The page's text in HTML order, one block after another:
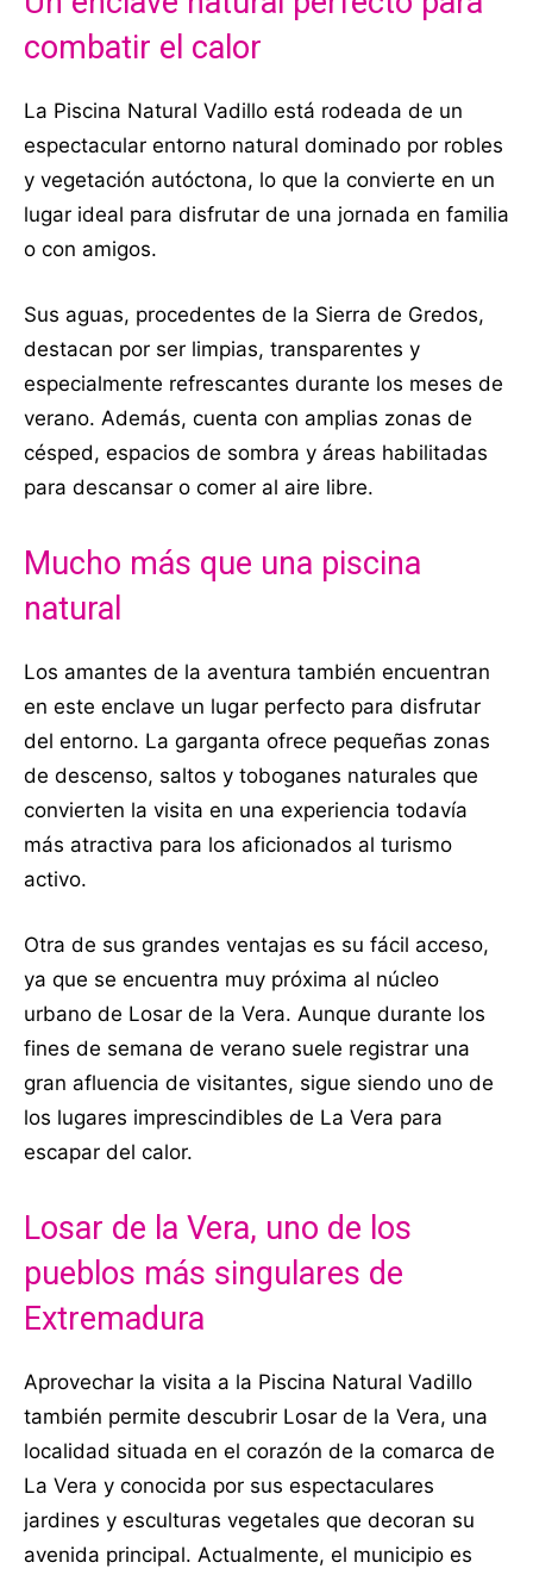
combatir el calor
La Piscina Natural Vadillo está rodeada de un
espectacular entorno natural dominado por robles
y vegetación autóctona, lo que la convierte en un
lugar ideal para disfrutar de una jornada en familia
o con amigos.
Sus aguas, procedentes de la Sierra de Gredos,
destacan por ser limpias, transparentes y
especialmente refrescantes durante los meses de
verano. Además, cuenta con amplias zonas de
césped, espacios de sombra y áreas habilitadas
para descansar o comer al aire libre.
Mucho más que una piscina
natural
Los amantes de la aventura también encuentran
en este enclave un lugar perfecto para disfrutar
del entorno. La garganta ofrece pequeñas zonas
de descenso, saltos y toboganes naturales que
convierten la visita en una experiencia todavía
más atractiva para los aficionados al turismo
activo.
Otra de sus grandes ventajas es su fácil acceso,
ya que se encuentra muy próxima al núcleo
urbano de Losar de la Vera. Aunque durante los
fines de semana de verano suele registrar una
gran afluencia de visitantes, sigue siendo uno de
los lugares imprescindibles de La Vera para
escapar del calor.
Losar de la Vera, uno de los
pueblos más singulares de
Extremadura
Aprovechar la visita a la Piscina Natural Vadillo
también permite descubrir Losar de la Vera, una
localidad situada en el corazón de la comarca de
La Vera y conocida por sus espectaculares
jardines y esculturas vegetales que decoran su
avenida principal. Actualmente, el municipio es